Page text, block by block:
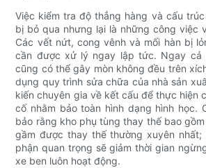
Việc kiểm tra độ thẳng hàng và cấu
bị bỏ qua nhưng lại là những công việc
Các vết nứt, cong vênh và mối hàn bị
cần được xử lý ngay lập tức. Ngay cả
cũng có thể gây mòn không đều trên
dụng quy trình sửa chữa của nhà sản
kiến ​​chuyên gia về kết cấu để thực hiện
cố nhằm bảo toàn hình dạng hình học.
bảo rằng kho phụ tùng thay thế bao
gầm được thay thế thường xuyên
phận quan trọng sẽ giảm thời gian
xe ben luôn hoạt động.